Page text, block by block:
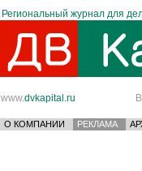
Региональный журнал для
www.dvkapital.ru
О КОМПАНИИ РЕКЛАМА